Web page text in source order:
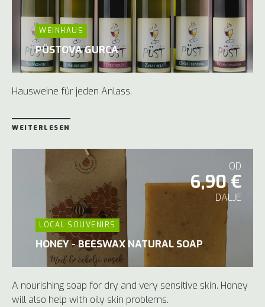
WEINHAUS
PÜSTOVA GURCA
Hausweine für jeden Anlass.
WEITERLESEN
OD
6,90 €
DALJE
LOCAL SOUVENIRS
HONEY - BEESWAX NATURAL SOAP
A nourishing soap for dry and very sensitive skin. Honey
will also help with oily skin problems.